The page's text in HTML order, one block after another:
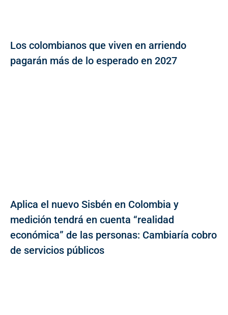
Los colombianos que viven en arriendo
pagarán más de lo esperado en 2027
Aplica el nuevo Sisbén en Colombia y
medición tendrá en cuenta “realidad
económica” de las personas: Cambiaría cobro
de servicios públicos